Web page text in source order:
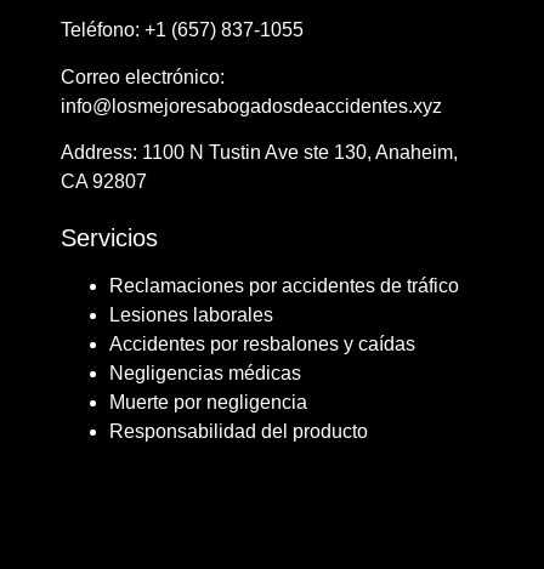
Teléfono: ​+1 ​​(657) 837-1055
Correo electrónico:
info@losmejoresabogadosdeaccidentes.xyz
Address: ​​1100 N Tustin Ave ste 130, Anaheim,
CA 92807
Servicios
Reclamaciones por accidentes de tráfico
Lesiones laborales
Accidentes por resbalones y caídas
Negligencias médicas
Muerte por negligencia
Responsabilidad del producto